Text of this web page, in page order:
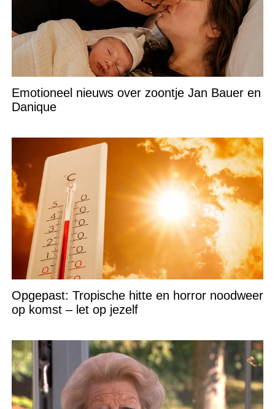
Emotioneel nieuws over zoontje Jan Bauer en
Danique
Opgepast: Tropische hitte en horror noodweer
op komst – let op jezelf